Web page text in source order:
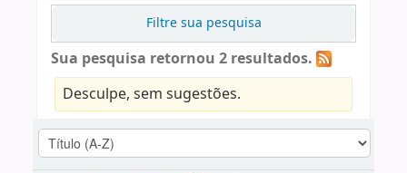
Filtre sua pesquisa
Sua pesquisa retornou 2 resultados.
Desculpe, sem sugestões.